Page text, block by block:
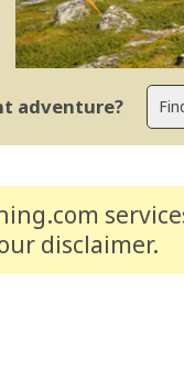
adventure?
disclaimer.